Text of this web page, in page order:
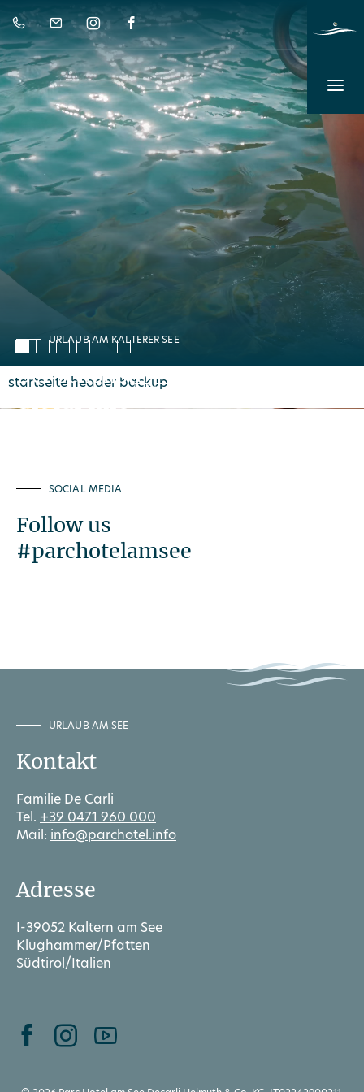
startseite header backup
URLAUB AM KALTERER SEE
Der schönste
Ort für Ihre
SOCIAL MEDIA
Follow us
#parchotelamsee
URLAUB AM SEE
Kontakt
Familie De Carli
Tel. +39 0471 960 000
Mail: info@parchotel.info
Adresse
I-39052 Kaltern am See
Klughammer/Pfatten
Südtirol/Italien